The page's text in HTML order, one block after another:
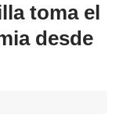
toma el
desde